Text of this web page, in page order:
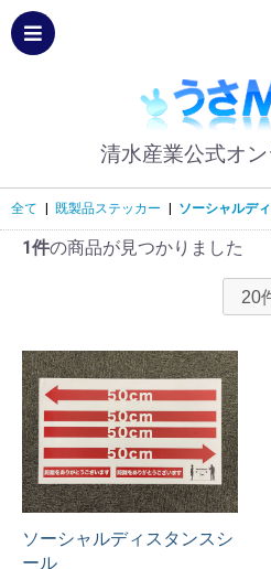
清水産業公式オ
全て 既製品ステッカー ソーシャルデ
1件の商品が見つかりました
ソーシャルディスタンスシ
ール